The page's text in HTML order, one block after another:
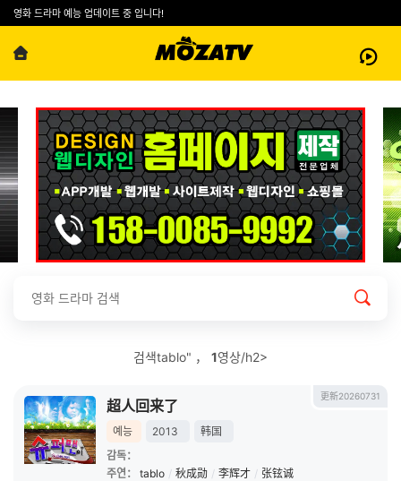
영화 드라마 예능 업데이트 중 입니다!
검색tablo" ， 1영상/h2>
更新20260731
超人回来了
예능 2013
韩国
감독：
주연：
tablo / 秋成勋 / 李辉才 / 张铉诚